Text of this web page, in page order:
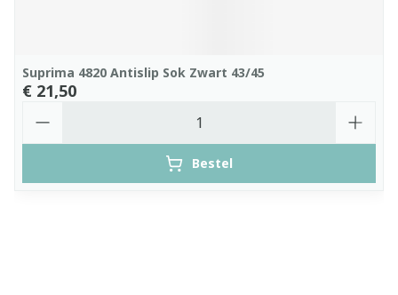
Suprima 4820 Antislip Sok Zwart 43/45
€ 21,50
Bestel